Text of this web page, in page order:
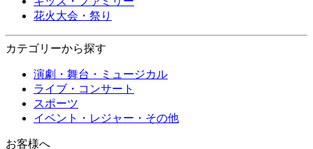
花火大会・祭り
カテゴリーから探す
演劇・舞台・ミュージカル
ライブ・コンサート
スポーツ
イベント・レジャー・その他
お客様へ